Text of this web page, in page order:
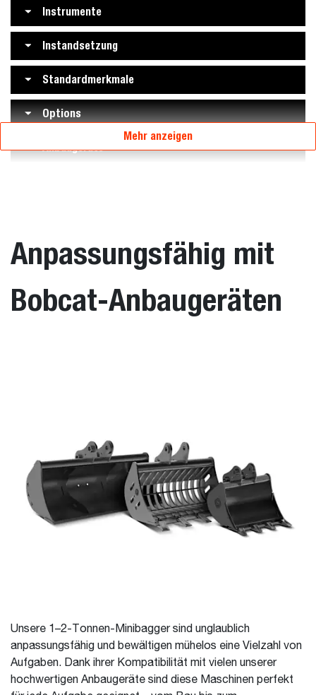
Instrumente
Instandsetzung
Standardmerkmale
Options
Anbaugeräte
Mehr anzeigen
Anpassungsfähig mit
Bobcat-Anbaugeräten
Unsere 1–2-Tonnen-Minibagger sind unglaublich
anpassungsfähig und bewältigen mühelos eine Vielzahl von
Aufgaben. Dank ihrer Kompatibilität mit vielen unserer
hochwertigen Anbaugeräte sind diese Maschinen perfekt